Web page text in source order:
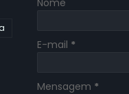
Nome
E-mail *
Mensagem *